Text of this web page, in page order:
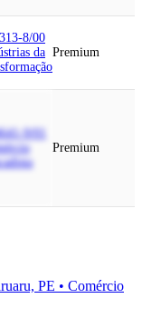
8/00
da Premium
9/01
Premium
PE • Comércio